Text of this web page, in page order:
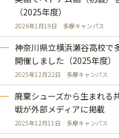
（2025年度）
2026年1月19日 多摩キャンパス
神奈川県立横浜瀬谷高校で
開催しました（2025年度）
2025年12月22日 多摩キャンパス
廃棄シューズから生まれ
戦が外部メディアに掲載
2025年12月11日 多摩キャンパス